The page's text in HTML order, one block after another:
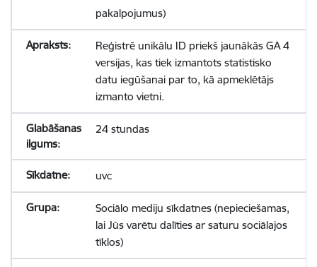
pakalpojumus)
Reģistrē unikālu ID priekš jaunākās GA 4
versijas, kas tiek izmantots statistisko
datu iegūšanai par to, kā apmeklētājs
izmanto vietni.
24 stundas
uvc
Sociālo mediju sīkdatnes (nepieciešamas,
lai Jūs varētu dalīties ar saturu sociālajos
tīklos)